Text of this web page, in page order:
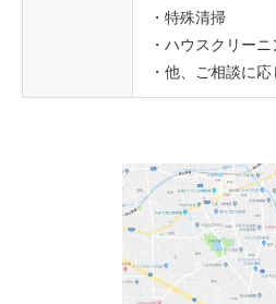
・特殊清掃
・ハウスクリー
・他、ご相談に応